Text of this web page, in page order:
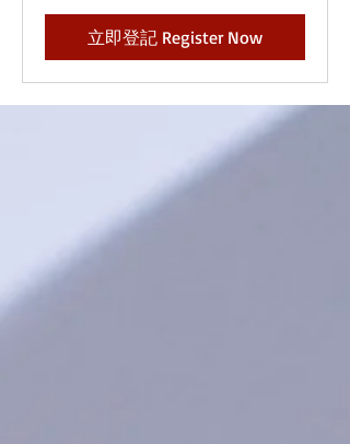
立即登記 Register Now